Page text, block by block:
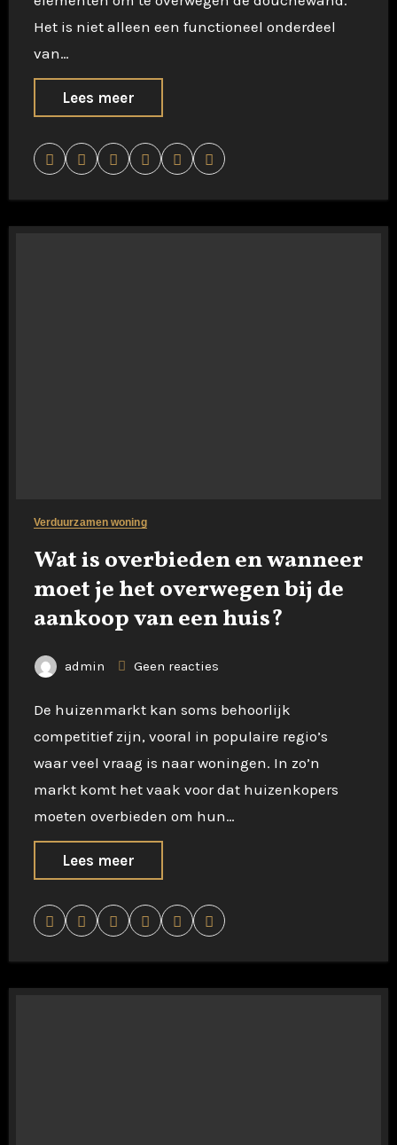
Het is niet alleen een functioneel onderdeel
van…
Lees meer
Verduurzamen woning
Wat is overbieden en wanneer
moet je het overwegen bij de
aankoop van een huis?
admin Geen reacties
De huizenmarkt kan soms behoorlijk
competitief zijn, vooral in populaire regio’s
waar veel vraag is naar woningen. In zo’n
markt komt het vaak voor dat huizenkopers
moeten overbieden om hun…
Lees meer